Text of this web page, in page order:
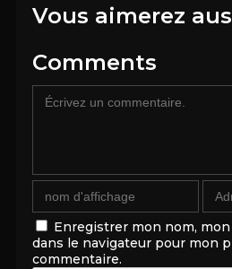
Vous aimerez
Comments
Enregistrer mon nom,
dans le navigateur pour mon
commentaire.